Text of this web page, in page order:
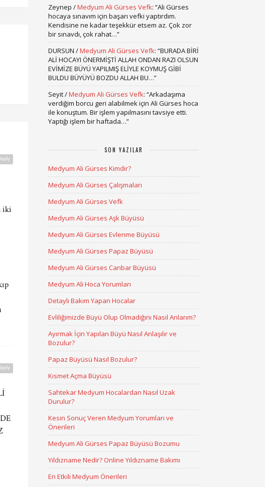
iki
Zeynep /Medyum Ali Gürses Vefk: “Ali Gürses
hocaya sınavım için başarı vefki yaptırdım.
Kendisine ne kadar teşekkür etsem az. Çok zor
bir sınavdı, çok rahat…”
DURSUN /Medyum Ali Gürses Vefk: “BURADA BİRİ
ALİ HOCAYI ÖNERMİŞTİ ALLAH ONDAN RAZI OLSUN
EVİMİZE BÜYÜ YAPILMIŞ ELİYLE KOYMUŞ GİBİ
BULDU BÜYÜYÜ BOZDU ALLAH BU…”
Seyit/Medyum Ali Gürses Vefk: “Arkadaşıma
verdiğim borcu geri alabilmek için Ali Gürses hoca
ile konuştum. Bir işlem yapılmasını tavsiye etti.
Yaptığı işlem bir haftada…”
SON YAZILAR
Medyum Ali Gürses Kimdir?
Medyum Ali Gürses Çalışmaları
Medyum Ali Gürses Vefk
Medyum Ali Gürses Aşk Büyüsü
Medyum Ali Gürses Evlenme Büyüsü
Medyum Ali Gürses Papaz Büyüsü
Medyum Ali Gürses Canbar Büyüsü
Medyum Ali Hoca Yorumları
Detaylı Bakım Yapan Hocalar
Evliliğimizde Büyü Olup Olmadığını Nasıl Anlarım?
Ayırmak İçin Yapılan Büyü Nasıl Anlaşılır ve
Bozulur?
Papaz Büyüsü Nasıl Bozulur?
Kısmet Açma Büyüsü
Sahtekar Medyum Hocalardan Nasıl Uzak
Durulur?
Kesin Sonuç Veren Medyum Yorumları ve
Önerileri
Medyum Ali Gürses Papaz Büyüsü Bozumu
Yıldızname Nedir? Online Yıldızname Bakımı
En Etkili Medyum Önerileri